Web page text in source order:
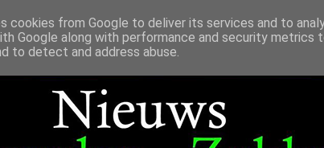
cookies from Google to deliver its services and to
Google along with performance and security metrics
to detect and address abuse.